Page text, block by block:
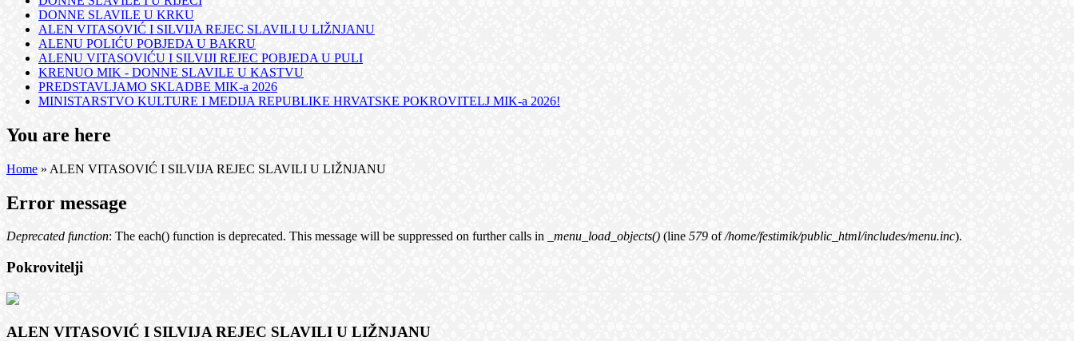
DONNE SLAVILE U KRKU
ALEN VITASOVIĆ I SILVIJA REJEC SLAVILI U LIŽNJANU
ALENU POLIĆU POBJEDA U BAKRU
ALENU VITASOVIĆU I SILVIJI REJEC POBJEDA U PULI
KRENUO MIK - DONNE SLAVILE U KASTVU
PREDSTAVLJAMO SKLADBE MIK-a 2026
MINISTARSTVO KULTURE I MEDIJA REPUBLIKE HRVATSKE POKROVITELJ MIK-a 2026!
You are here
Home » ALEN VITASOVIĆ I SILVIJA REJEC SLAVILI U LIŽNJANU
Error message
Deprecated function: The each() function is deprecated. This message will be suppressed on further calls in _menu_load_objects() (line 579 of/home/festimik/public_html/includes/menu.inc).
Pokrovitelji
ALEN VITASOVIĆ I SILVIJA REJEC SLAVILI U LIŽNJANU